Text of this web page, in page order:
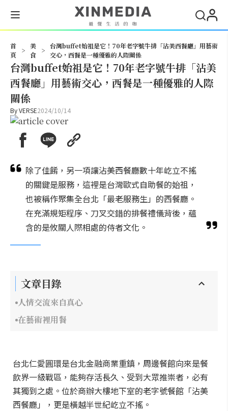
首
頁
>
美
食
>
台灣buffet始祖是它！70年老字號牛排「沾美西餐廳」用藝術
交心，西餐是一種優雅的人際關係
台灣buffet始祖是它！70年老字號牛排「沾美
西餐廳」用藝術交心，西餐是一種優雅的人際
關係
ByVERSE2024/10/14
除了佳餚，另一項讓沾美西餐廳數十年屹立不搖
的關鍵是服務，這裡是台灣歐式自助餐的始祖，
也被稱作聚集全台北「最老服務生」的西餐廳。
在充滿規矩程序、刀叉交錯的排餐禮儀背後，蘊
含的是攸關人際相處的侍者文化。
文章目錄
人情交流來自真心
在藝術裡用餐
台北仁愛圓環是台北金融商業重鎮，周邊餐館向來是餐
飲界一級戰區，能夠存活長久、受到大眾推崇者，必有
其獨到之處。位於商辦大樓地下室的老字號餐館「沾美
西餐廳」，更是橫越半世紀屹立不搖。